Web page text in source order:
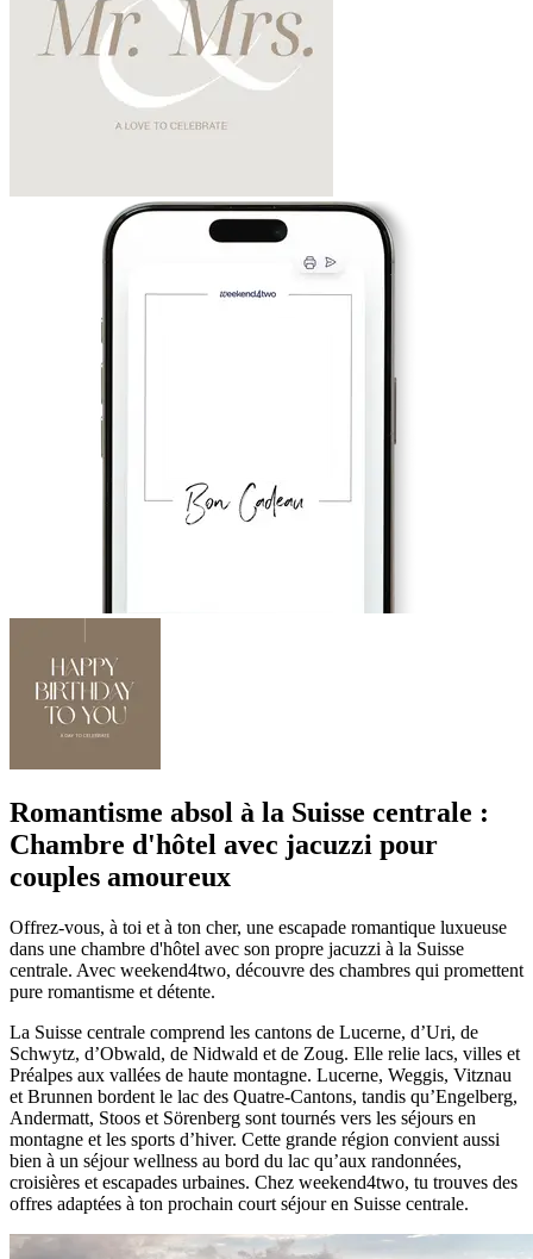
Romantisme absol à la Suisse centrale :
Chambre d'hôtel avec jacuzzi pour
couples amoureux
Offrez-vous, à toi et à ton cher, une escapade romantique luxueuse
dans une chambre d'hôtel avec son propre jacuzzi à la Suisse
centrale. Avec weekend4two, découvre des chambres qui promettent
pure romantisme et détente.
La Suisse centrale comprend les cantons de Lucerne, d’Uri, de
Schwytz, d’Obwald, de Nidwald et de Zoug. Elle relie lacs, villes et
Préalpes aux vallées de haute montagne. Lucerne, Weggis, Vitznau
et Brunnen bordent le lac des Quatre-Cantons, tandis qu’Engelberg,
Andermatt, Stoos et Sörenberg sont tournés vers les séjours en
montagne et les sports d’hiver. Cette grande région convient aussi
bien à un séjour wellness au bord du lac qu’aux randonnées,
croisières et escapades urbaines. Chez weekend4two, tu trouves des
offres adaptées à ton prochain court séjour en Suisse centrale.